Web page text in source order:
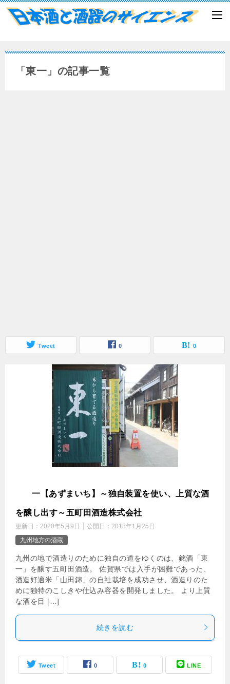
「東一」の記事一覧
Tweet 0 0
東一【あずまいち】～独自装置を使い、上質な酒
を醸し出す～五町田酒造株式会社
更新日： 2020年5月9日 公開日： 2018年1月25日
九州地方の酒蔵
九州の地で酒造りのために独自の道をゆくのは、銘酒「東
一」を醸す五町田酒造。 佐賀県では入手が困難であった、
酒造好適米「山田錦」の自社栽培を成功させ、酒造りのた
めに独特のこしきや仕込み容器を開発しました。 より上質
な酒を目 […]
続きを読む
Tweet 0 0 LINE